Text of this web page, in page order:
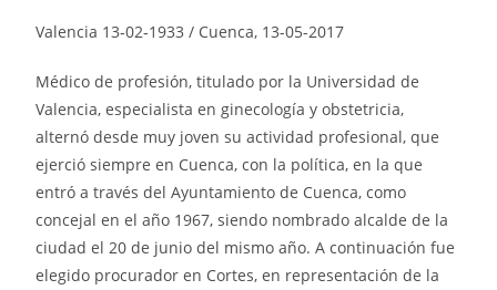
Valencia 13‑02‑1933 / Cuenca, 13-05-2017
Médico de profesión, titulado por la Universidad de
Valencia, especialista en ginecología y obstetricia,
alternó desde muy joven su actividad profesional, que
ejerció siempre en Cuenca, con la política, en la que
entró a través del Ayuntamiento de Cuenca, como
concejal en el año 1967, siendo nombrado alcalde de la
ciudad el 20 de junio del mismo año. A continuación fue
elegido procurador en Cortes, en representación de la